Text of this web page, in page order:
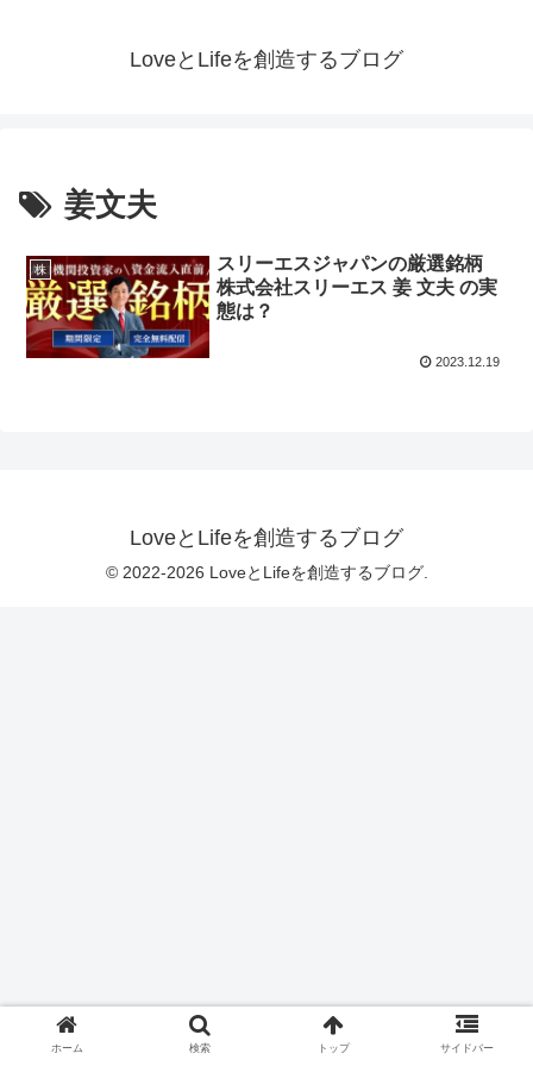
LoveとLifeを創造するブログ
姜文夫
株
スリーエスジャパンの厳選銘柄
株式会社スリーエス 姜 文夫 の実
態は？
2023.12.19
LoveとLifeを創造するブログ
© 2022-2026 LoveとLifeを創造するブログ.
ホーム 検索 トップ サイドバー